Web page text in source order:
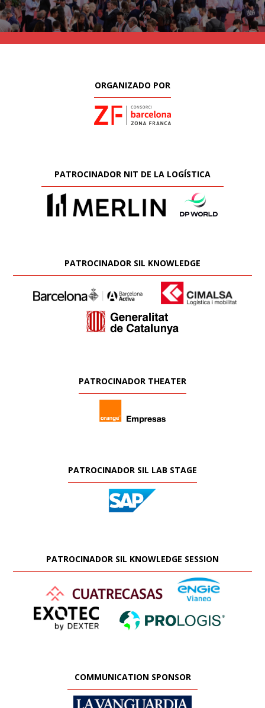
ORGANIZADO POR
PATROCINADOR NIT DE LA LOGÍSTICA
PATROCINADOR SIL KNOWLEDGE
PATROCINADOR THEATER
PATROCINADOR SIL LAB STAGE
PATROCINADOR SIL KNOWLEDGE SESSION
COMMUNICATION SPONSOR